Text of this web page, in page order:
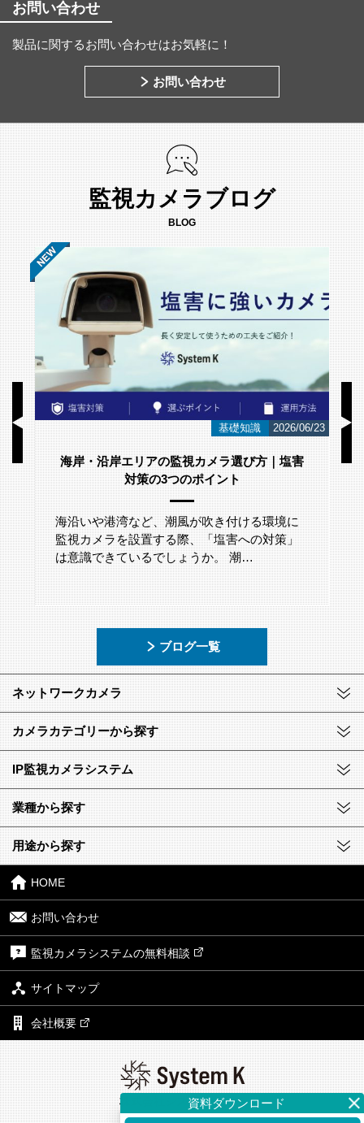
お問い合わせ
製品に関するお問い合わせはお気軽に！
お問い合わせ
監視カメラブログ
BLOG
23 お知らせ 2026/06/12
スウェーデンのネットワークカメラメーカー
「Axis Japan Partner Summit 2026」に参加
いたしました。
2026年5月29日(金)に、グランドニッコー東京
台場にて開催されたアクシスコミュニケーシ
ョンズ株式会社主催「A…
ブログ一覧
ネットワークカメラ
カメラカテゴリーから探す
IP監視カメラシステム
業種から探す
用途から探す
HOME
お問い合わせ
監視カメラシステムの無料相談
サイトマップ
会社概要
株式会社システム・ケイ